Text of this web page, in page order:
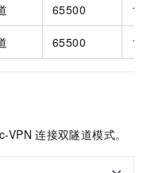
65500
65500
VPN 连接双隧道模式。